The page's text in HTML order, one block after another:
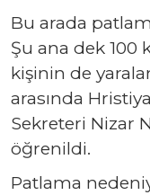
Bu arada
Şu ana dek 100
kişinin de
arasında
Sekreteri Nizar
öğrenildi.
Patlama